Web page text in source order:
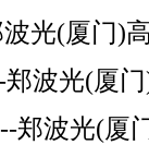
光(厦门)
波光(厦
郑波光(厦